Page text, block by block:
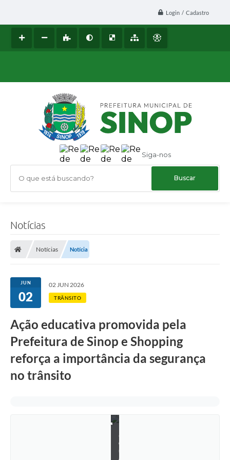
Login / Cadastro
Siga-nos
O que está buscando?
Notícias
Notícias Notícia
JUN
02
02 JUN 2026
TRÂNSITO
Ação educativa promovida pela
Prefeitura de Sinop e Shopping
reforça a importância da segurança
no trânsito
a
q
u